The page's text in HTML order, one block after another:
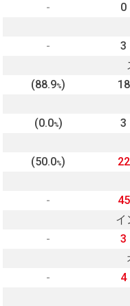
-
0
-
3
(88.9%) 18
(0.0%) 3
(50.0%) 22
-
45
イ
-
3
-
4